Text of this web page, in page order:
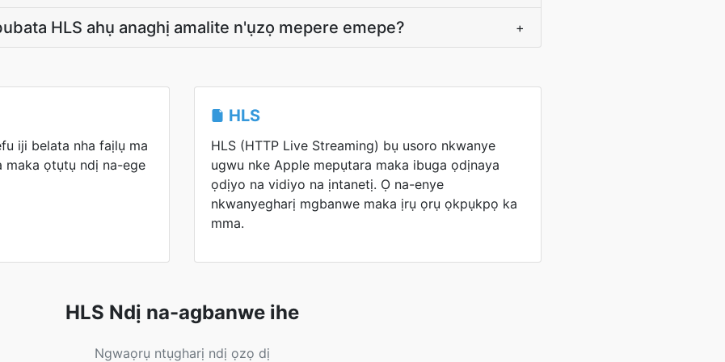
HLS ahụ anaghị amalite n'ụzọ mepere emepe? +
iji belata nha faịlụ ma
maka ọtụtụ ndị na-ege
HLS
HLS (HTTP Live Streaming) bụ usoro nkwanye
ugwu nke Apple mepụtara maka ibuga ọdịnaya
ọdịyo na vidiyo na ịntanetị. Ọ na-enye
nkwanyegharị mgbanwe maka ịrụ ọrụ ọkpụkpọ ka
mma.
HLS Ndị na-agbanwe ihe
Ngwaọrụ ntụgharị ndị ọzọ dị